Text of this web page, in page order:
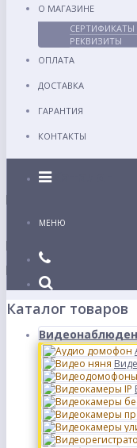
О МАГАЗИНЕ
РЕКВИЗИТЫ
ОПЛАТА
ДОСТАВКА
ГАРАНТИЯ
КОНТАКТЫ
Каталог
МЕНЮ
Каталог товаров